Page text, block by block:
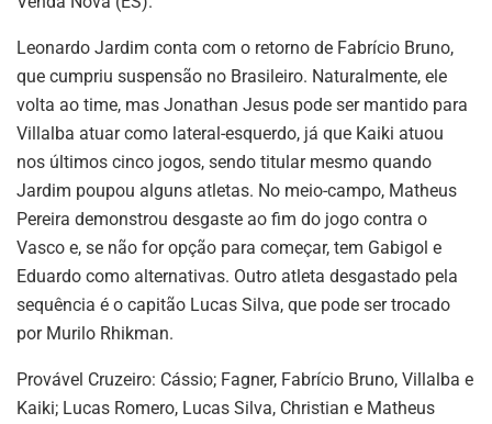
Leonardo Jardim conta com o retorno de Fabrício Bruno,
que cumpriu suspensão no Brasileiro. Naturalmente, ele
volta ao time, mas Jonathan Jesus pode ser mantido para
Villalba atuar como lateral-esquerdo, já que Kaiki atuou
nos últimos cinco jogos, sendo titular mesmo quando
Jardim poupou alguns atletas. No meio-campo, Matheus
Pereira demonstrou desgaste ao fim do jogo contra o
Vasco e, se não for opção para começar, tem Gabigol e
Eduardo como alternativas. Outro atleta desgastado pela
sequência é o capitão Lucas Silva, que pode ser trocado
por Murilo Rhikman.
Provável Cruzeiro: Cássio; Fagner, Fabrício Bruno, Villalba e
Kaiki; Lucas Romero, Lucas Silva, Christian e Matheus